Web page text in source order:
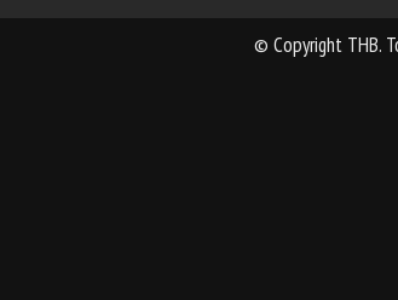
© Copyright THB.